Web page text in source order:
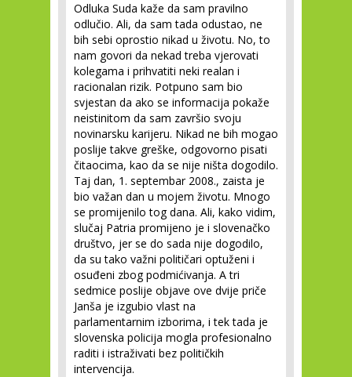
Odluka Suda kaže da sam pravilno
odlučio. Ali, da sam tada odustao, ne
bih sebi oprostio nikad u životu. No, to
nam govori da nekad treba vjerovati
kolegama i prihvatiti neki realan i
racionalan rizik. Potpuno sam bio
svjestan da ako se informacija pokaže
neistinitom da sam završio svoju
novinarsku karijeru. Nikad ne bih mogao
poslije takve greške, odgovorno pisati
čitaocima, kao da se nije ništa dogodilo.
Taj dan, 1. septembar 2008., zaista je
bio važan dan u mojem životu. Mnogo
se promijenilo tog dana. Ali, kako vidim,
slučaj Patria promijeno je i slovenačko
društvo, jer se do sada nije dogodilo,
da su tako važni političari optuženi i
osuđeni zbog podmićivanja. A tri
sedmice poslije objave ove dvije priče
Janša je izgubio vlast na
parlamentarnim izborima, i tek tada je
slovenska policija mogla profesionalno
raditi i istraživati bez političkih
intervencija.